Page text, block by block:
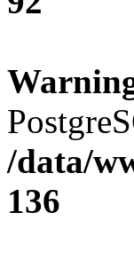
/data/
136